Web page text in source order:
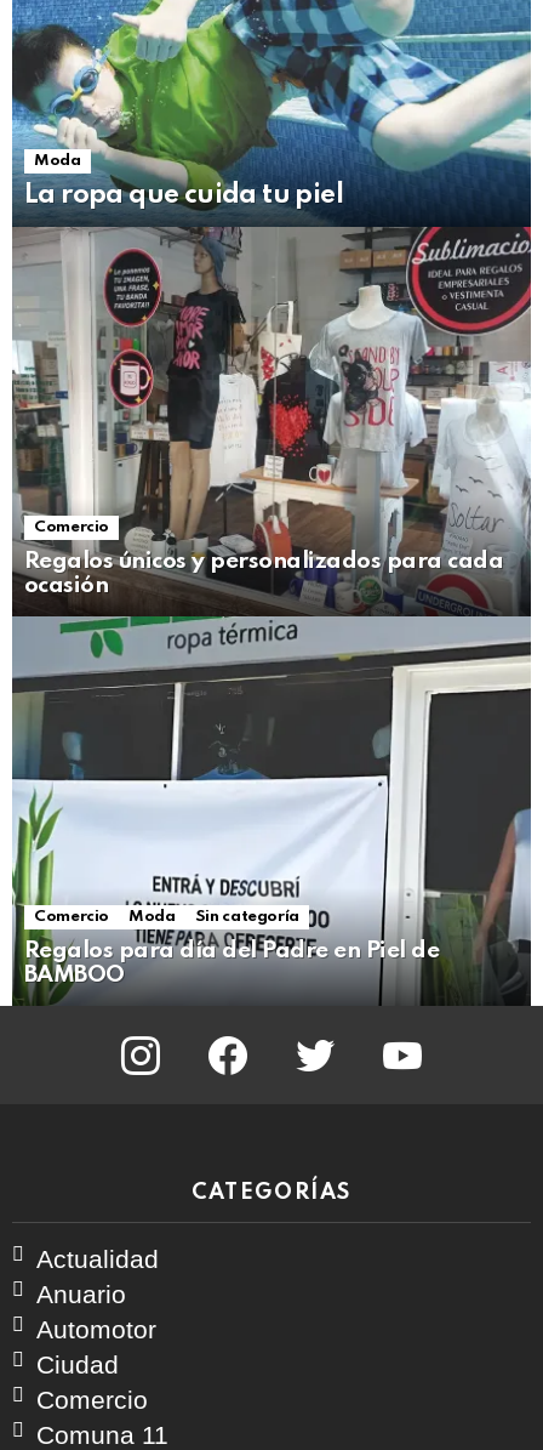
Moda
La ropa que cuida tu piel
Comercio
Regalos únicos y personalizados para cada
ocasión
Comercio Moda Sin categoría
Regalos para día del Padre en Piel de
BAMBOO
instagram facebook twitter
CATEGORÍAS
Actualidad
Anuario
Automotor
Ciudad
Comercio
Comuna 11